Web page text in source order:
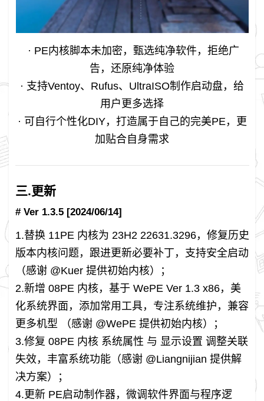
· PE内核脚本未加密，甄选纯净软件，拒绝广
告，还原纯净体验
· 支持Ventoy、Rufus、UltraISO制作启动盘，给
用户更多选择
· 可自行个性化DIY，打造属于自己的完美PE，更
加贴合自身需求
三.更新
# Ver 1.3.5 [2024/06/14]
1.替换 11PE 内核为 23H2 22631.3296，修复历史
版本内核问题，跟进更新必要补丁，支持安全启动
（感谢 @Kuer 提供初始内核）；
2.新增 08PE 内核，基于 WePE Ver 1.3 x86，美
化系统界面，添加常用工具，专注系统维护，兼容
更多机型 （感谢 @WePE 提供初始内核）；
3.修复 08PE 内核 系统属性 与 显示设置 调整关联
失效，丰富系统功能（感谢 @Liangnijian 提供解
决方案）；
4.更新 PE启动制作器，微调软件界面与程序逻